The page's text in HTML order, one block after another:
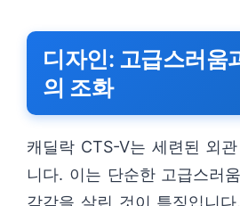
디자인: 고급스러움
의 조화
캐딜락 CTS-V는 세련된 외
니다. 이는 단순한 고급스러
감각을 살린 것이 특징입니